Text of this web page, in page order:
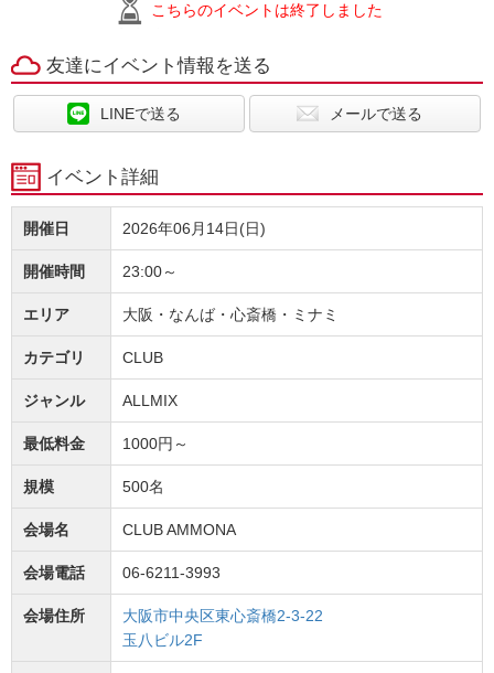
こちらのイベントは終了しました
友達にイベント情報を送る
LINEで送る メールで送る
イベント詳細
開催日 2026年06月14日(日)
開催時間 23:00～
エリア 大阪・なんば・心斎橋・ミナミ
カテゴリ CLUB
ジャンル ALLMIX
最低料金 1000円～
規模 500名
会場名 CLUB AMMONA
会場電話 06-6211-3993
会場住所
大阪市中央区東心斎橋2-3-22
玉八ビル2F